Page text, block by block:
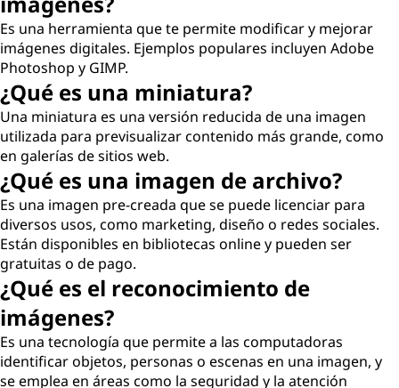
Es una herramienta que te permite modificar y mejorar
imágenes digitales. Ejemplos populares incluyen Adobe
Photoshop y GIMP.
¿Qué es una miniatura?
Una miniatura es una versión reducida de una imagen
utilizada para previsualizar contenido más grande, como
en galerías de sitios web.
¿Qué es una imagen de archivo?
Es una imagen pre-creada que se puede licenciar para
diversos usos, como marketing, diseño o redes sociales.
Están disponibles en bibliotecas online y pueden ser
gratuitas o de pago.
¿Qué es el reconocimiento de
imágenes?
Es una tecnología que permite a las computadoras
identificar objetos, personas o escenas en una imagen, y
se emplea en áreas como la seguridad y la atención